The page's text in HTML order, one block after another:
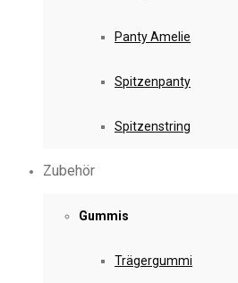
Panty Amelie
Spitzenpanty
Spitzenstring
Zubehör
Gummis
Trägergummi